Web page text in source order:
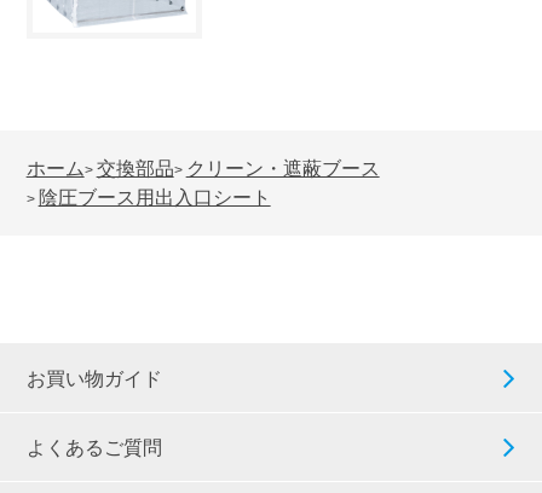
ホーム> 交換部品> クリーン・遮蔽ブース
> 陰圧ブース用出入口シート
お買い物ガイド
よくあるご質問